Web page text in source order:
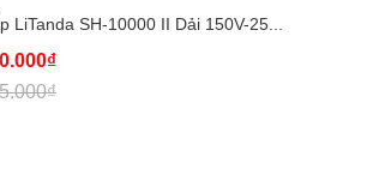
LiTanda SH-10000 II Dải 150V-25...